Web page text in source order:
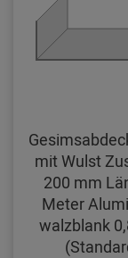
mit Wulst
200 mm
Meter
walzblank